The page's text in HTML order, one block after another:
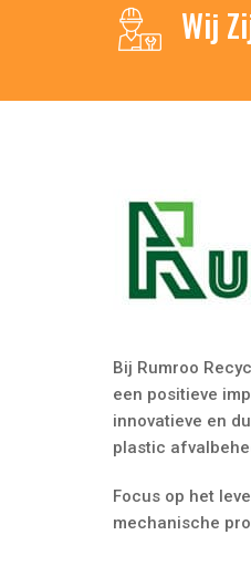
Wij
Bij Rumroo
een positieve
innovatieve en
plastic
Focus op het
mechanische